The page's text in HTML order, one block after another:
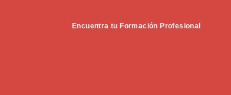
Encuentra tu Formación Profesional